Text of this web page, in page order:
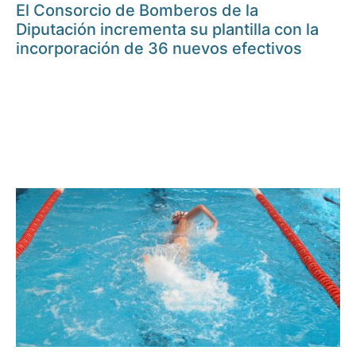
El Consorcio de Bomberos de la
Diputación incrementa su plantilla con la
incorporación de 36 nuevos efectivos